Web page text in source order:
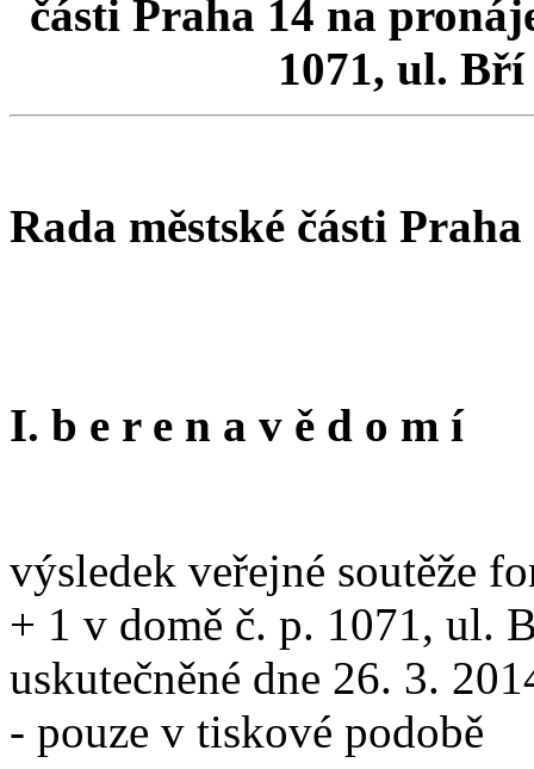
části Praha 14 na
1071, ul.
Rada městské části Praha
I. b e r e n a v ě d o m í
výsledek veřejné soutěže
+ 1 v domě č. p. 1071, ul.
uskutečněné dne 26. 3.
- pouze v tiskové podobě